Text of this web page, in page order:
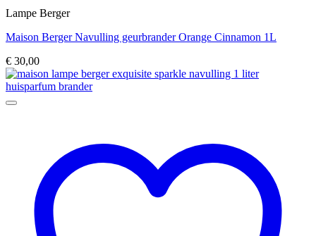
Lampe Berger
Maison Berger Navulling geurbrander Orange Cinnamon 1L
€ 30,00